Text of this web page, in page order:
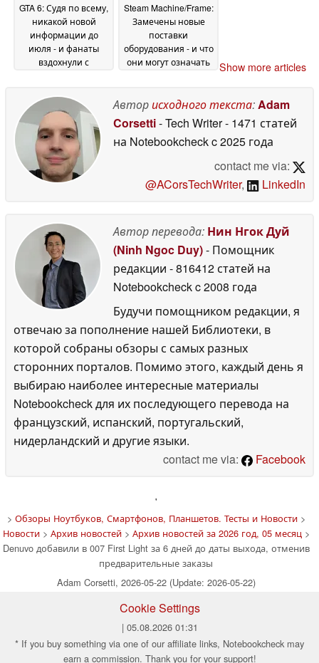
GTA 6: Судя по всему,
никакой новой
информации до
июля - и фанаты
вздохнули с
Steam Machine/Frame:
Замечены новые
поставки
оборудования - и что
они могут означать
Show more articles
Авторисходного текста:Adam
Corsetti- Tech Writer- 1471 статей
на Notebookcheckc 2025 года
contact me via:
@ACorsTechWriter, LinkedIn
Автор перевода: Нин Нгок Дуй
(Ninh Ngoc Duy)- Помощник
редакции - 816412 статей на
Notebookcheckc 2008 года
Будучи помощником редакции, я
отвечаю за пополнение нашей Библиотеки, в
которой собраны обзоры с самых разных
сторонних порталов. Помимо этого, каждый день я
выбираю наиболее интересные материалы
Notebookcheck для их последующего перевода на
французский, испанский, португальский,
нидерландский и другие языки.
contact me via:
Facebook
'
> Обзоры Ноутбуков, Смартфонов, Планшетов. Тесты и Новости>
Новости> Архив новостей> Архив новостей за 2026 год, 05 месяц>
Denuvo добавили в 007 First Light за 6 дней до даты выхода, отменив
предварительные заказы
Adam Corsetti, 2026-05-22 (Update: 2026-05-22)
Cookie Settings
| 05.08.2026 01:31
* If you buy something via one of our affiliate links, Notebookcheck may
earn a commission. Thank you for your support!